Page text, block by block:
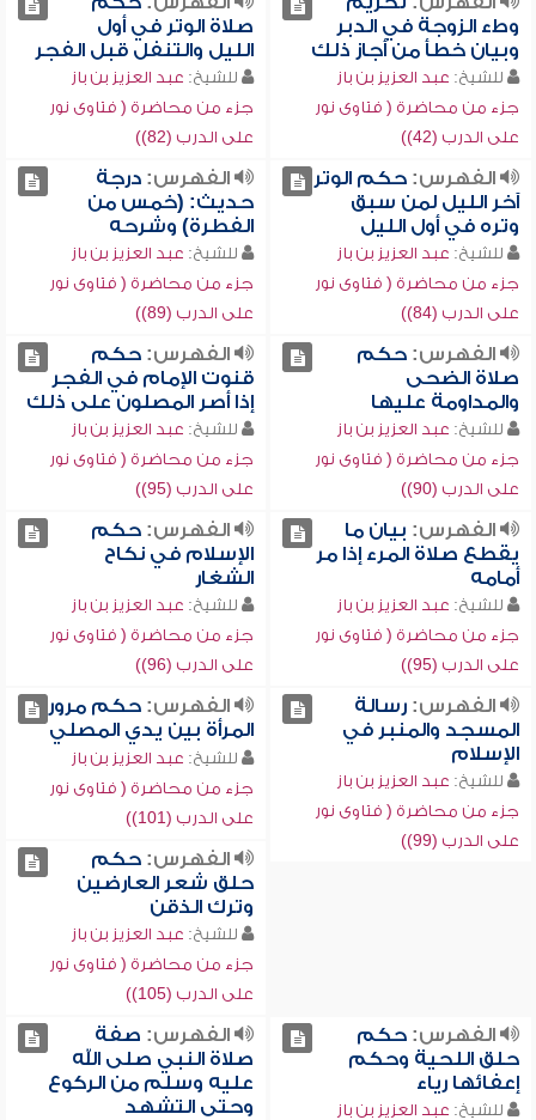
وطء الزوجة في الدبر
وبيان خطأ من أجاز ذلك
للشيخ: عبد العزيز بن باز
جزء من محاضرة ( فتاوى نور
على الدرب (42))
صلاة الوتر في أول
الليل والتنفل قبل الفجر
للشيخ: عبد العزيز بن باز
جزء من محاضرة ( فتاوى نور
على الدرب (82))
الفهرس:حكم الوتر
آخر الليل لمن سبق
وتره في أول الليل
للشيخ: عبد العزيز بن باز
جزء من محاضرة ( فتاوى نور
على الدرب (84))
الفهرس:درجة
حديث: (خمس من
الفطرة) وشرحه
للشيخ: عبد العزيز بن باز
جزء من محاضرة ( فتاوى نور
على الدرب (89))
الفهرس:حكم
صلاة الضحى
والمداومة عليها
للشيخ: عبد العزيز بن باز
جزء من محاضرة ( فتاوى نور
على الدرب (90))
الفهرس:حكم
قنوت الإمام في الفجر
إذا أصر المصلون على ذلك
للشيخ: عبد العزيز بن باز
جزء من محاضرة ( فتاوى نور
على الدرب (95))
الفهرس: بيان ما
يقطع صلاة المرء إذا مر
أمامه
للشيخ: عبد العزيز بن باز
جزء من محاضرة ( فتاوى نور
على الدرب (95))
الفهرس:حكم
الإسلام في نكاح
الشغار
للشيخ: عبد العزيز بن باز
جزء من محاضرة ( فتاوى نور
على الدرب (96))
الفهرس:رسالة
المسجد والمنبر في
الإسلام
للشيخ: عبد العزيز بن باز
جزء من محاضرة ( فتاوى نور
على الدرب (99))
الفهرس:حكم مرور
المرأة بين يدي المصلي
للشيخ: عبد العزيز بن باز
جزء من محاضرة ( فتاوى نور
على الدرب (101))
الفهرس:حكم
حلق شعر العارضين
وترك الذقن
للشيخ: عبد العزيز بن باز
جزء من محاضرة ( فتاوى نور
على الدرب (105))
الفهرس:حكم
حلق اللحية وحكم
إعفائها رياء
للشيخ: عبد العزيز بن باز
الفهرس: صفة
صلاة النبي صلى الله
عليه وسلم من الركوع
وحتى التشهد